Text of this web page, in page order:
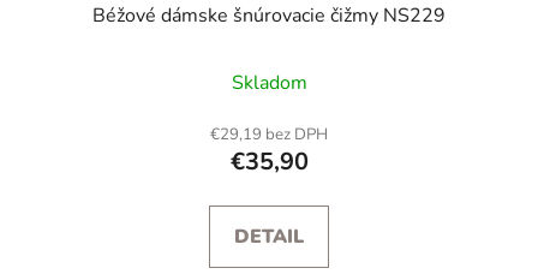
Béžové dámske šnúrovacie čižmy NS229
Skladom
€29,19 bez DPH
€35,90
DETAIL